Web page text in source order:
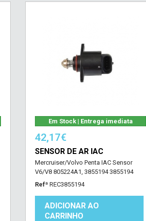
Em Stock | Entrega imediata
42,17€
SENSOR DE AR IAC
Mercruiser/Volvo Penta IAC Sensor
V6/V8 805224A1, 3855194 3855194
Refª REC3855194
ADICIONAR AO
CARRINHO